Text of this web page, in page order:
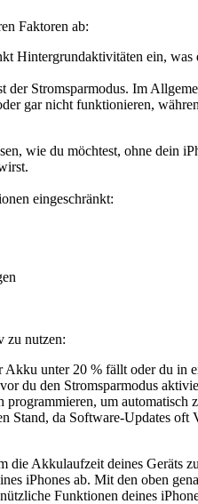
Faktoren ab:
Hintergrundaktivitäten ein,
der Stromsparmodus. Im
gar nicht funktionieren,
wie du möchtest, ohne dein
eingeschränkt:
zu nutzen:
Akku unter 20 % fällt oder du in
du den Stromsparmodus
programmieren, um
Stand, da Software-Updates
die Akkulaufzeit deines
iPhones ab. Mit den oben
Funktionen deines